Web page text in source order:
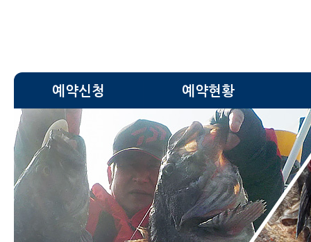
예약신청 예약현황